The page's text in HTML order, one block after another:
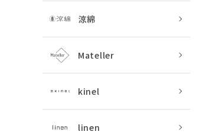
涼綿
Mateller
kinel
linen